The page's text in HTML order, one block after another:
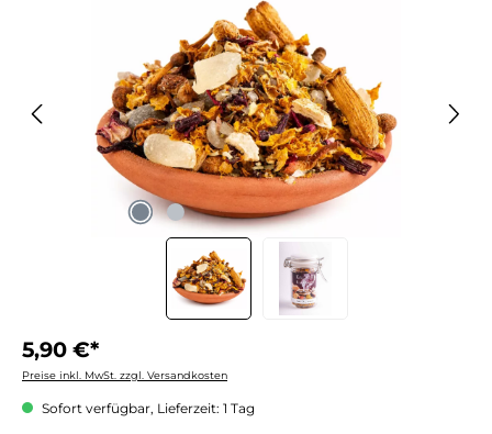
5,90 €*
Preise inkl. MwSt. zzgl. Versandkosten
Sofort verfügbar, Lieferzeit: 1 Tag